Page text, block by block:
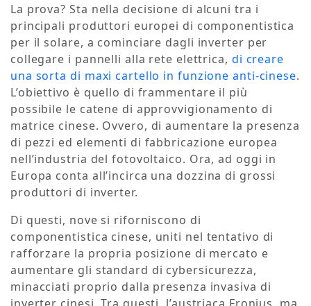
La prova? Sta nella decisione di alcuni tra i
principali produttori europei di componentistica
per il solare, a cominciare dagli inverter per
collegare i pannelli alla rete elettrica, di creare
una sorta di maxi cartello in funzione anti-cinese.
L’obiettivo è quello di frammentare il più
possibile le catene di approvvigionamento di
matrice cinese. Ovvero, di aumentare la presenza
di pezzi ed elementi di fabbricazione europea
nell’industria del fotovoltaico. Ora, ad oggi in
Europa conta all’incirca una dozzina di grossi
produttori di inverter.
Di questi, nove si riforniscono di
componentistica cinese, uniti nel tentativo di
rafforzare la propria posizione di mercato e
aumentare gli standard di cybersicurezza,
minacciati proprio dalla presenza invasiva di